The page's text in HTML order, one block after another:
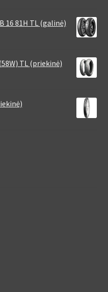
16 81H TL (galinė)
TL (priekinė)